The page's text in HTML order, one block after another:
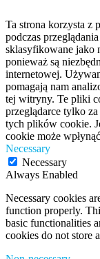
Ta strona korzysta z
podczas
sklasyfikowane jako
ponieważ są
internetowej.
pomagają nam
tej witryny. Te pliki
przeglądarce tylko
tych plików cookie.
cookie może
Necessary
Necessary
Always Enabled
Necessary cookies
function properly.
basic functionalities
cookies do not store